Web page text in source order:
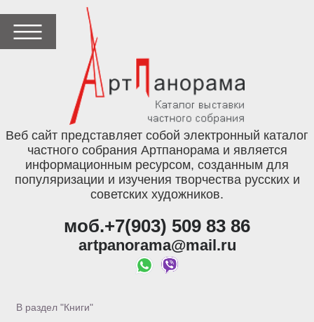
Веб сайт представляет собой электронный каталог
частного собрания Артпанорама и является
информационным ресурсом, созданным для
популяризации и изучения творчества русских и
советских художников.
моб.+7(903) 509 83 86
artpanorama@mail.ru
В раздел "Книги"